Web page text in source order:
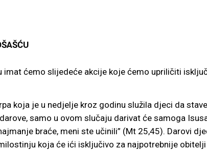
ćemo slijedeće akcije koje ćemo upriličiti
koja je u nedjelje kroz godinu služila djeci da
samo u ovom slučaju darivat će samoga
braće, meni ste učinili” (Mt 25,45). Darovi
koja će ići isključivo za najpotrebnije